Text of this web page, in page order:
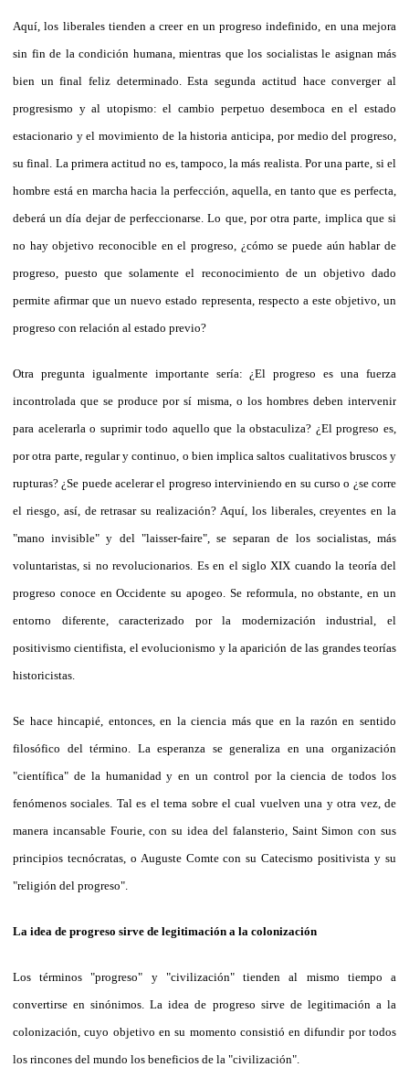
Aquí, los liberales tienden a creer en un progreso indefinido, en una mejora
sin fin de la condición humana, mientras que los socialistas le asignan más
bien un final feliz determinado. Esta segunda actitud hace converger al
progresismo y al utopismo: el cambio perpetuo desemboca en el estado
estacionario y el movimiento de la historia anticipa, por medio del progreso,
su final. La primera actitud no es, tampoco, la más realista. Por una parte, si el
hombre está en marcha hacia la perfección, aquella, en tanto que es perfecta,
deberá un día dejar de perfeccionarse. Lo que, por otra parte, implica que si
no hay objetivo reconocible en el progreso, ¿cómo se puede aún hablar de
progreso, puesto que solamente el reconocimiento de un objetivo dado
permite afirmar que un nuevo estado representa, respecto a este objetivo, un
progreso con relación al estado previo?
Otra pregunta igualmente importante sería: ¿El progreso es una fuerza
incontrolada que se produce por sí misma, o los hombres deben intervenir
para acelerarla o suprimir todo aquello que la obstaculiza? ¿El progreso es,
por otra parte, regular y continuo, o bien implica saltos cualitativos bruscos y
rupturas? ¿Se puede acelerar el progreso interviniendo en su curso o ¿se corre
el riesgo, así, de retrasar su realización? Aquí, los liberales, creyentes en la
"mano invisible" y del "laisser-faire", se separan de los socialistas, más
voluntaristas, si no revolucionarios. Es en el siglo XIX cuando la teoría del
progreso conoce en Occidente su apogeo. Se reformula, no obstante, en un
entorno diferente, caracterizado por la modernización industrial, el
positivismo cientifista, el evolucionismo y la aparición de las grandes teorías
historicistas.
Se hace hincapié, entonces, en la ciencia más que en la razón en sentido
filosófico del término. La esperanza se generaliza en una organización
"científica" de la humanidad y en un control por la ciencia de todos los
fenómenos sociales. Tal es el tema sobre el cual vuelven una y otra vez, de
manera incansable Fourie, con su idea del falansterio, Saint Simon con sus
principios tecnócratas, o Auguste Comte con su Catecismo positivista y su
"religión del progreso".
La idea de progreso sirve de legitimación a la colonización
Los términos "progreso" y "civilización" tienden al mismo tiempo a
convertirse en sinónimos. La idea de progreso sirve de legitimación a la
colonización, cuyo objetivo en su momento consistió en difundir por todos
los rincones del mundo los beneficios de la "civilización".